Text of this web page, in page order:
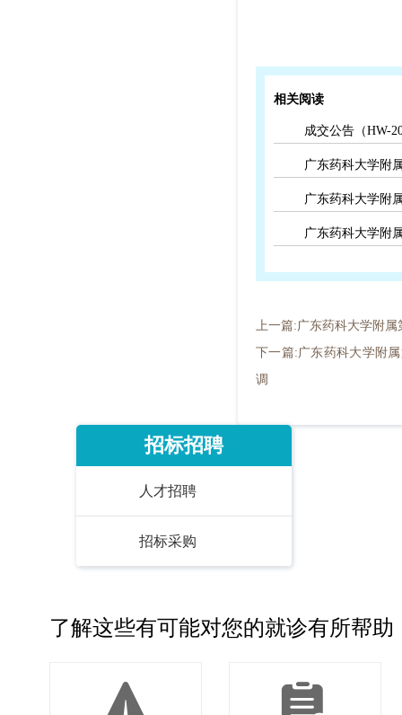
相关阅读
成交公告（HW-
广东药科大学附
广东药科大学附
广东药科大学附
上一篇:广东药科大学附属
下一篇:广东药科大学附
调
招标招聘
人才招聘
招标采购
了解这些有可能对您的就诊有所帮助